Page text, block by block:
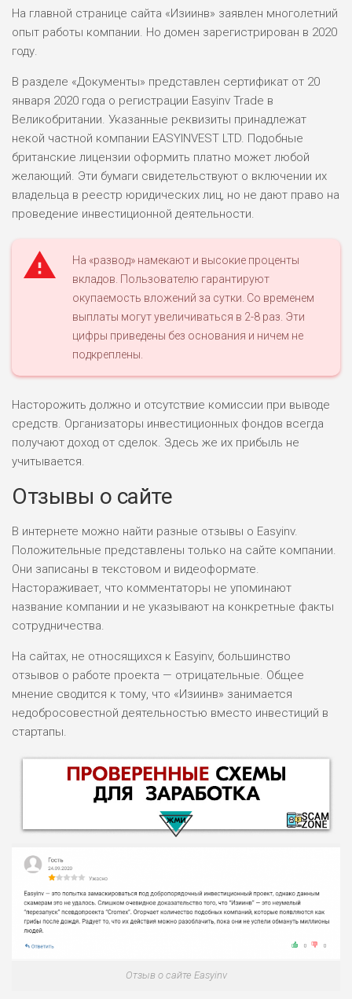
На главной странице сайта «Изиинв» заявлен многолетний
опыт работы компании. Но домен зарегистрирован в 2020
году.
В разделе «Документы» представлен сертификат от 20
января 2020 года о регистрации Easyinv Trade в
Великобритании. Указанные реквизиты принадлежат
некой частной компании EASYINVEST LTD. Подобные
британские лицензии оформить платно может любой
желающий. Эти бумаги свидетельствуют о включении их
владельца в реестр юридических лиц, но не дают право на
проведение инвестиционной деятельности.
На «развод» намекают и высокие проценты
вкладов. Пользователю гарантируют
окупаемость вложений за сутки. Со временем
выплаты могут увеличиваться в 2-8 раз. Эти
цифры приведены без основания и ничем не
подкреплены.
Насторожить должно и отсутствие комиссии при выводе
средств. Организаторы инвестиционных фондов всегда
получают доход от сделок. Здесь же их прибыль не
учитывается.
Отзывы о сайте
В интернете можно найти разные отзывы о Easyinv.
Положительные представлены только на сайте компании.
Они записаны в текстовом и видеоформате.
Настораживает, что комментаторы не упоминают
название компании и не указывают на конкретные факты
сотрудничества.
На сайтах, не относящихся к Easyinv, большинство
отзывов о работе проекта — отрицательные. Общее
мнение сводится к тому, что «Изиинв» занимается
недобросовестной деятельностью вместо инвестиций в
стартапы.
НАЗВАНИЕ ОБЗОР
ПОДОЙДЕТ
ВСЕМ
Отзыв о сайте Easyinv